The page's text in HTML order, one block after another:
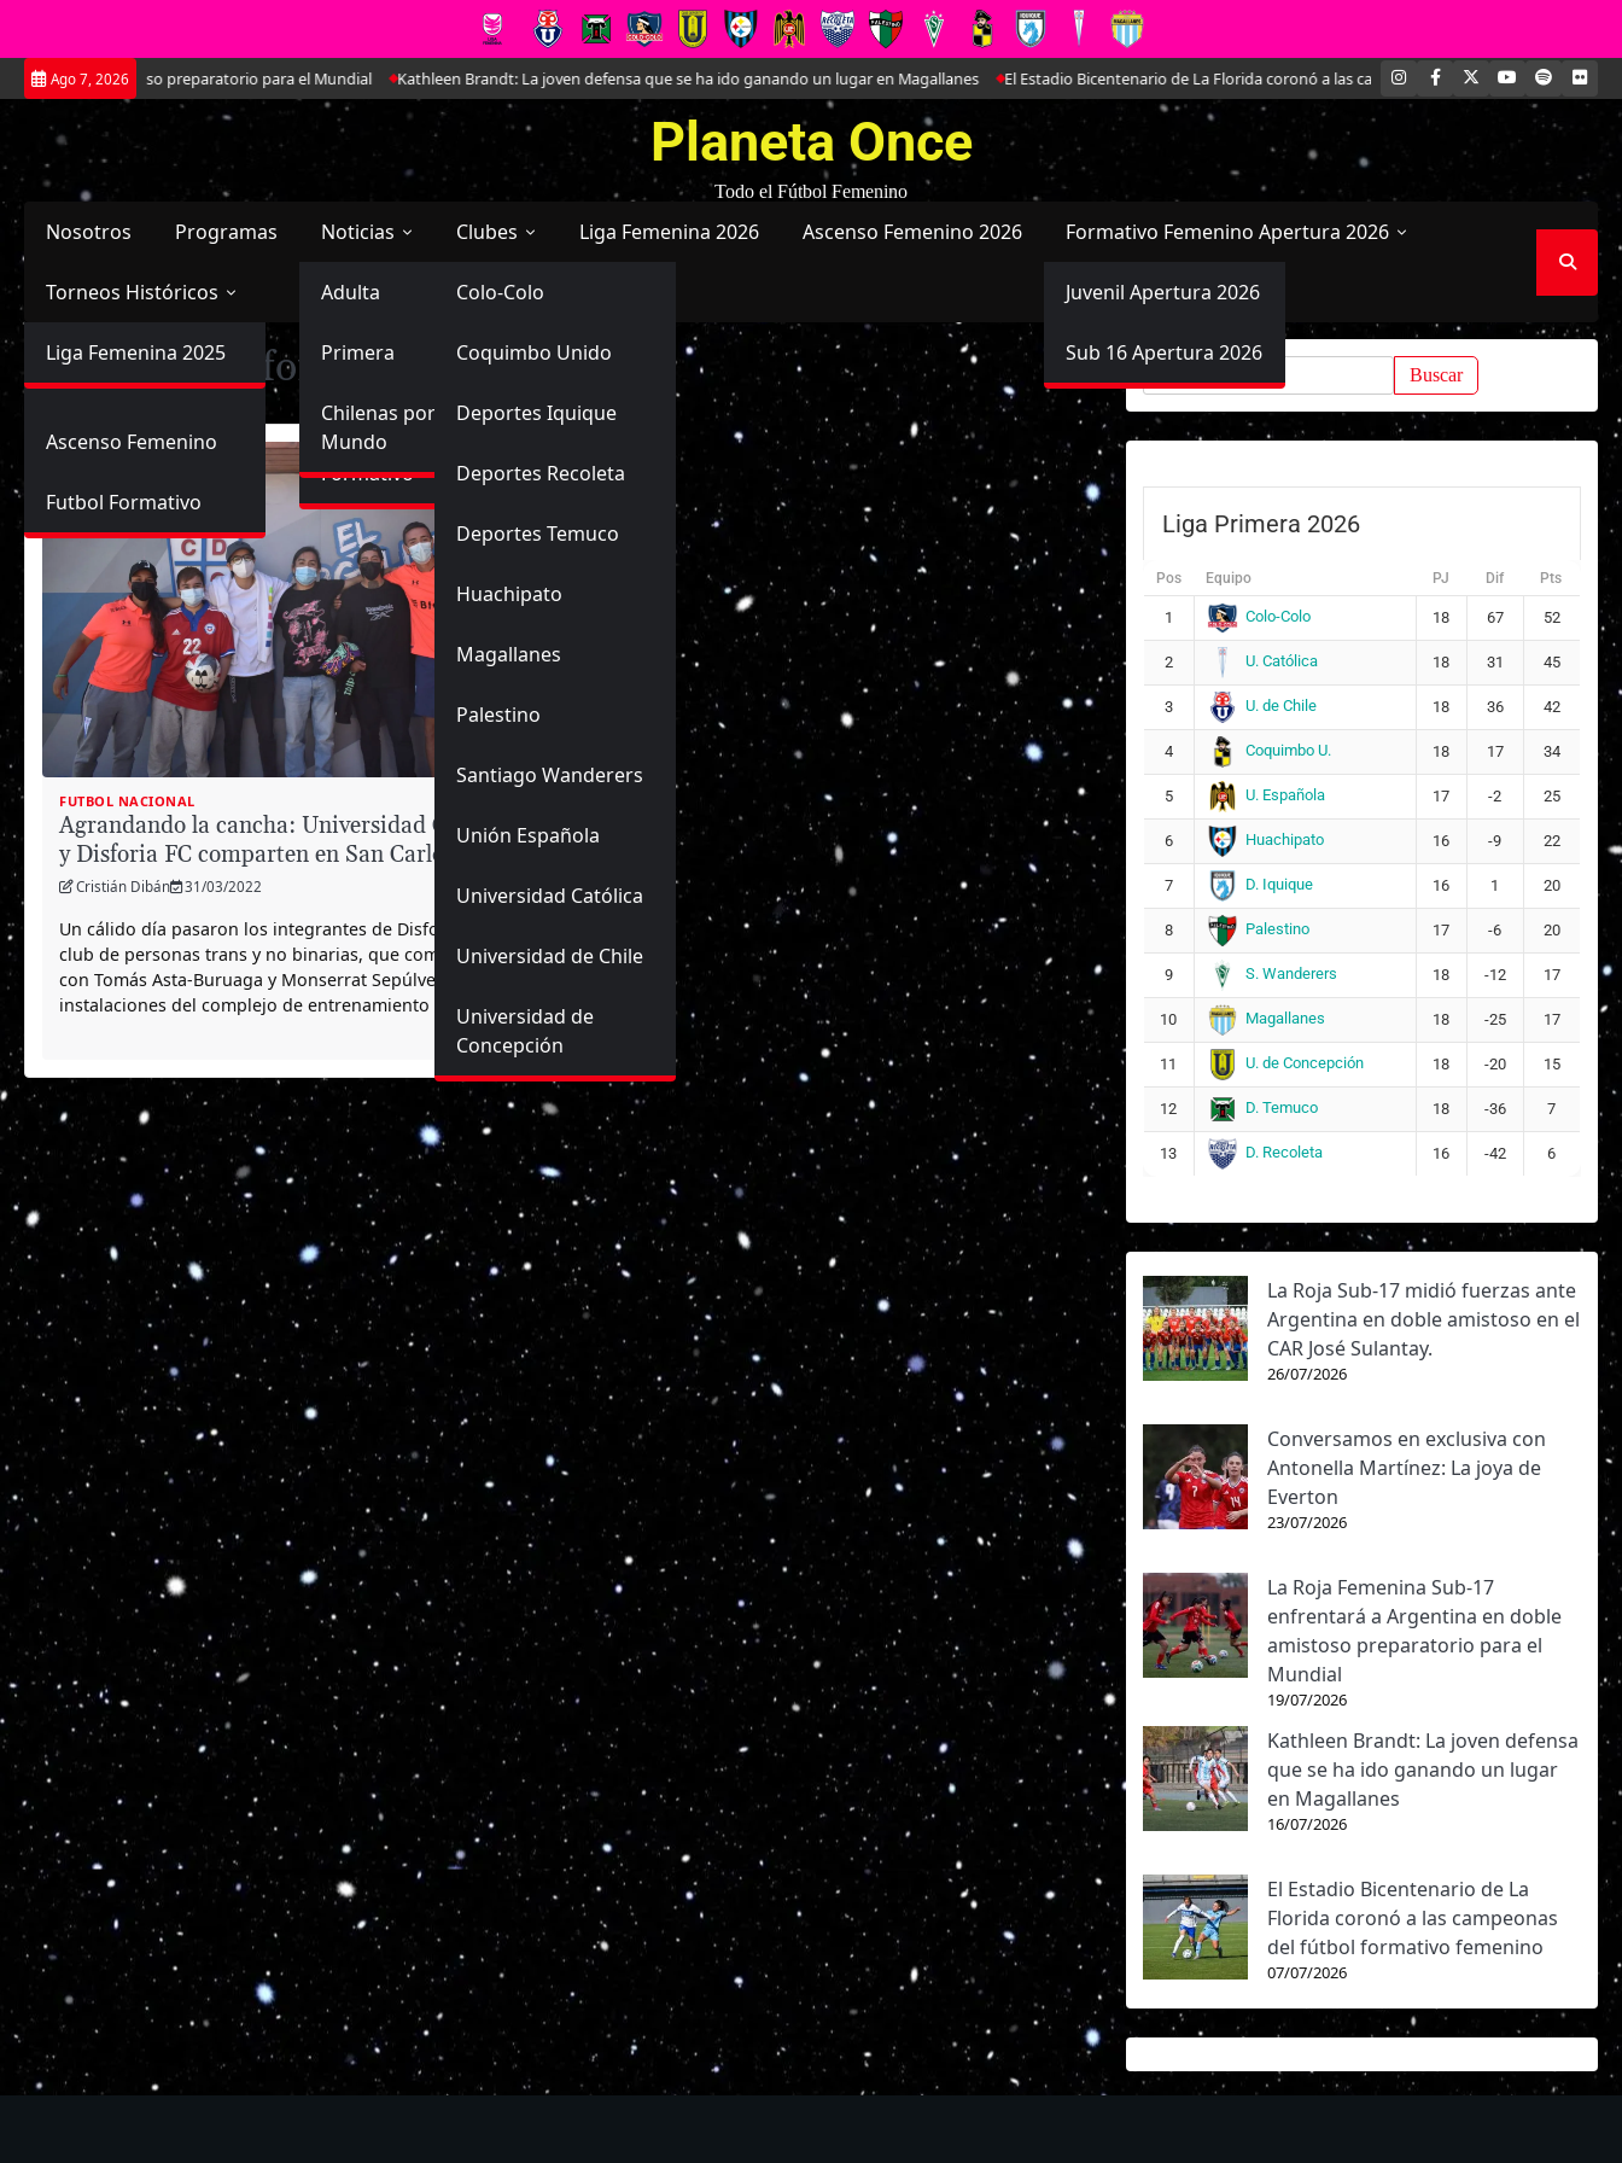
Saltar
al
contenido
Ago 7, 2026
amistoso preparatorio para el Mundial Kathleen Brandt: La joven defensa que se ha ido ganando un lugar en Magallanes El Estadio Bicentenario de La Florida coronó a las campeonas del fútbol formativo femenino
INSTAGRAM
FACEBOOK YOUTUBE
SPOTIFY
Planeta Once
Todo el Fútbol Femenino
Nosotros Programas Noticias
Selección Chilena
Adulta
Sub-20
Sub-17
Futbol Nacional
Primera
Ascenso
Formativo
Futbol Internacional
Chilenas por el
Mundo
Clubes
Primera
Colo-Colo
Coquimbo Unido
Deportes Iquique
Deportes Recoleta
Deportes Temuco
Huachipato
Magallanes
Palestino
Santiago Wanderers
Unión Española
Universidad Católica
Universidad de Chile
Universidad de
Concepción
Ascenso
Liga Femenina 2026 Ascenso Femenino 2026 Formativo Femenino Apertura 2026
Juvenil Apertura 2026
Sub 16 Apertura 2026
Torneos Históricos
Primera División
Femenina
Liga Femenina 2025
Ascenso Femenino
Futbol Formativo
Etiqueta:Disforia FC
FUTBOL NACIONAL
Agrandando la cancha: Universidad Católica
y Disforia FC comparten en San Carlos
Cristián Dibán 31/03/2022
Un cálido día pasaron los integrantes de Disforia FC,
club de personas trans y no binarias, que compartieron
con Tomás Asta-Buruaga y Monserrat Sepúlveda en las
instalaciones del complejo de entrenamiento de la UC.
Buscar:
Liga Primera 2026
Pos Equipo PJ Dif Pts
1 Colo-Colo 18 67 52
2 U. Católica 18 31 45
3 U. de Chile 18 36 42
4 Coquimbo U. 18 17 34
5 U. Española 17 -2 25
6 Huachipato 16 -9 22
7 D. Iquique 16 1 20
8 Palestino 17 -6 20
9 S. Wanderers 18 -12 17
10 Magallanes 18 -25 17
11 U. de Concepción 18 -20 15
12 D. Temuco 18 -36 7
13 D. Recoleta 16 -42 6
La Roja Sub-17 midió fuerzas ante
Argentina en doble amistoso en el
CAR José Sulantay.
26/07/2026
Conversamos en exclusiva con
Antonella Martínez: La joya de
Everton
23/07/2026
La Roja Femenina Sub-17
enfrentará a Argentina en doble
amistoso preparatorio para el
Mundial
19/07/2026
Kathleen Brandt: La joven defensa
que se ha ido ganando un lugar
en Magallanes
16/07/2026
El Estadio Bicentenario de La
Florida coronó a las campeonas
del fútbol formativo femenino
07/07/2026